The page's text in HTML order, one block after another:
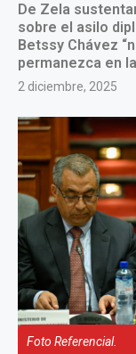
De Zela
sobre el asilo
Betssy Chávez
permanezca en
2 diciembre, 2025
Foto Referencial.